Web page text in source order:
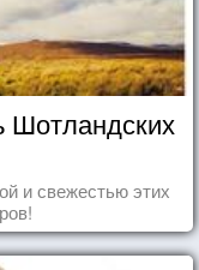
Шотландских
и свежестью этих